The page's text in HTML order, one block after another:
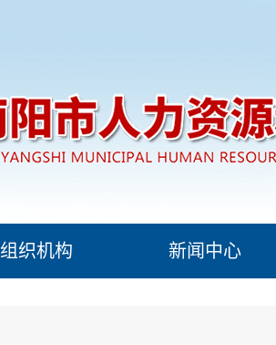
组织机构 新闻中心